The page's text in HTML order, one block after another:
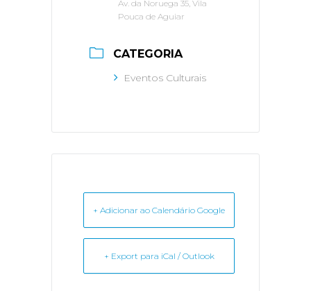
Av. da Noruega 35, Vila
Pouca de Aguiar
CATEGORIA
Eventos Culturais
+ Adicionar ao Calendário Google
+ Export para iCal / Outlook